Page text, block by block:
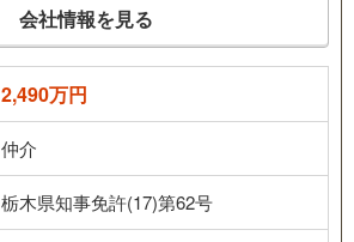
会社情報を見る
2,490万円
仲介
栃木県知事免許(17)第62号